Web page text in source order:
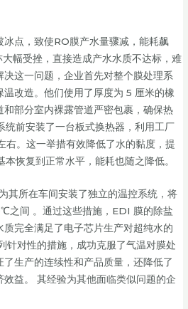
点，致使RO膜产水量骤减，能耗飙
幅受挫，直接造成产水水质不达标，难
决这一问题，企业首先对整个膜处理系
改造。他们使用了厚度为 5 厘米的橡
部分室内裸露管道严密包裹，确保热
统前安装了一台板式换热器，利用工厂
。这一举措有效降低了水的黏度，提
恢复到正常水平，能耗也随之降低。
其所在车间安装了独立的温控系统，将
之间 。通过这些措施，EDI 膜的除盐
完全满足了电子芯片生产对超纯水的
针对性的措施，成功克服了气温对膜处
生产的连续性和产品质量，还降低了
益。 其经验为其他面临类似问题的企